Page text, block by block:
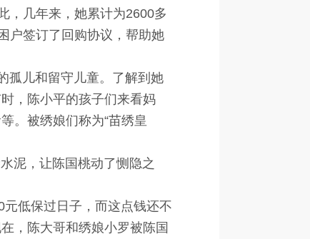
，几年来，她累计为2600多
户签订了回购协议，帮助她
儿和留守儿童。了解到她
，陈小平的孩子们来看妈
。被绣娘们称为“苗绣皇
泥，让陈国桃动了恻隐之
低保过日子，而这点钱还不
，陈大哥和绣娘小罗被陈国